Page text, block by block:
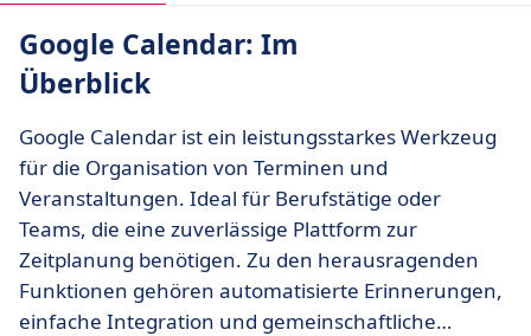
Google Calendar: Im
Überblick
Google Calendar ist ein leistungsstarkes Werkzeug
für die Organisation von Terminen und
Veranstaltungen. Ideal für Berufstätige oder
Teams, die eine zuverlässige Plattform zur
Zeitplanung benötigen. Zu den herausragenden
Funktionen gehören automatisierte Erinnerungen,
einfache Integration und gemeinschaftliche